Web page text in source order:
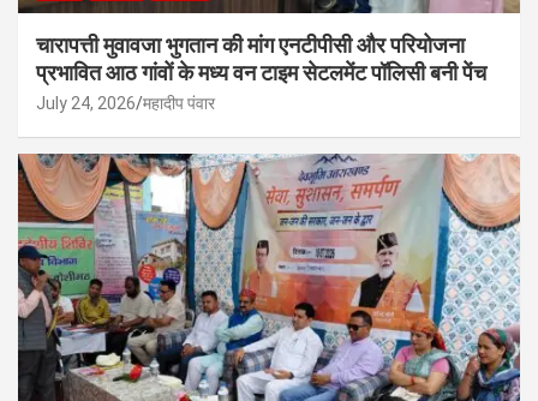
चारापत्ती मुवावजा भुगतान की मांग एनटीपीसी और परियोजना
प्रभावित आठ गांवों के मध्य वन टाइम सेटलमेंट पॉलिसी बनी पेंच
July 24, 2026 महादीप पंवार